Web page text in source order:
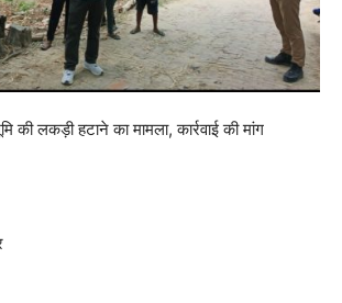
की लकड़ी हटाने का मामला, कार्रवाई की मांग